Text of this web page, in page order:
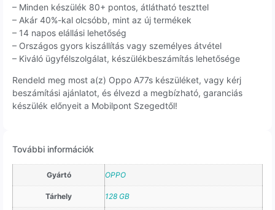
– Minden készülék 80+ pontos, átlátható teszttel
– Akár 40%-kal olcsóbb, mint az új termékek
– 14 napos elállási lehetőség
– Országos gyors kiszállítás vagy személyes átvétel
– Kiváló ügyfélszolgálat, készülékbeszámítás lehetősége
Rendeld meg most a(z) Oppo A77s készüléket, vagy kérj
beszámítási ajánlatot, és élvezd a megbízható, garanciás
készülék előnyeit a Mobilpont Szegedtől!
További információk
Gyártó OPPO
Tárhely 128 GB